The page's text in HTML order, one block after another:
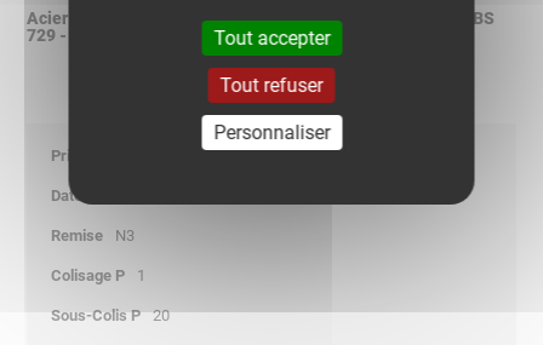
Acier galvanisé à chaud après fabrication selon ISO 1461 - BS
729 - ASTM A123
N3
1
20
Tout accepter
Tout refuser
Personnaliser